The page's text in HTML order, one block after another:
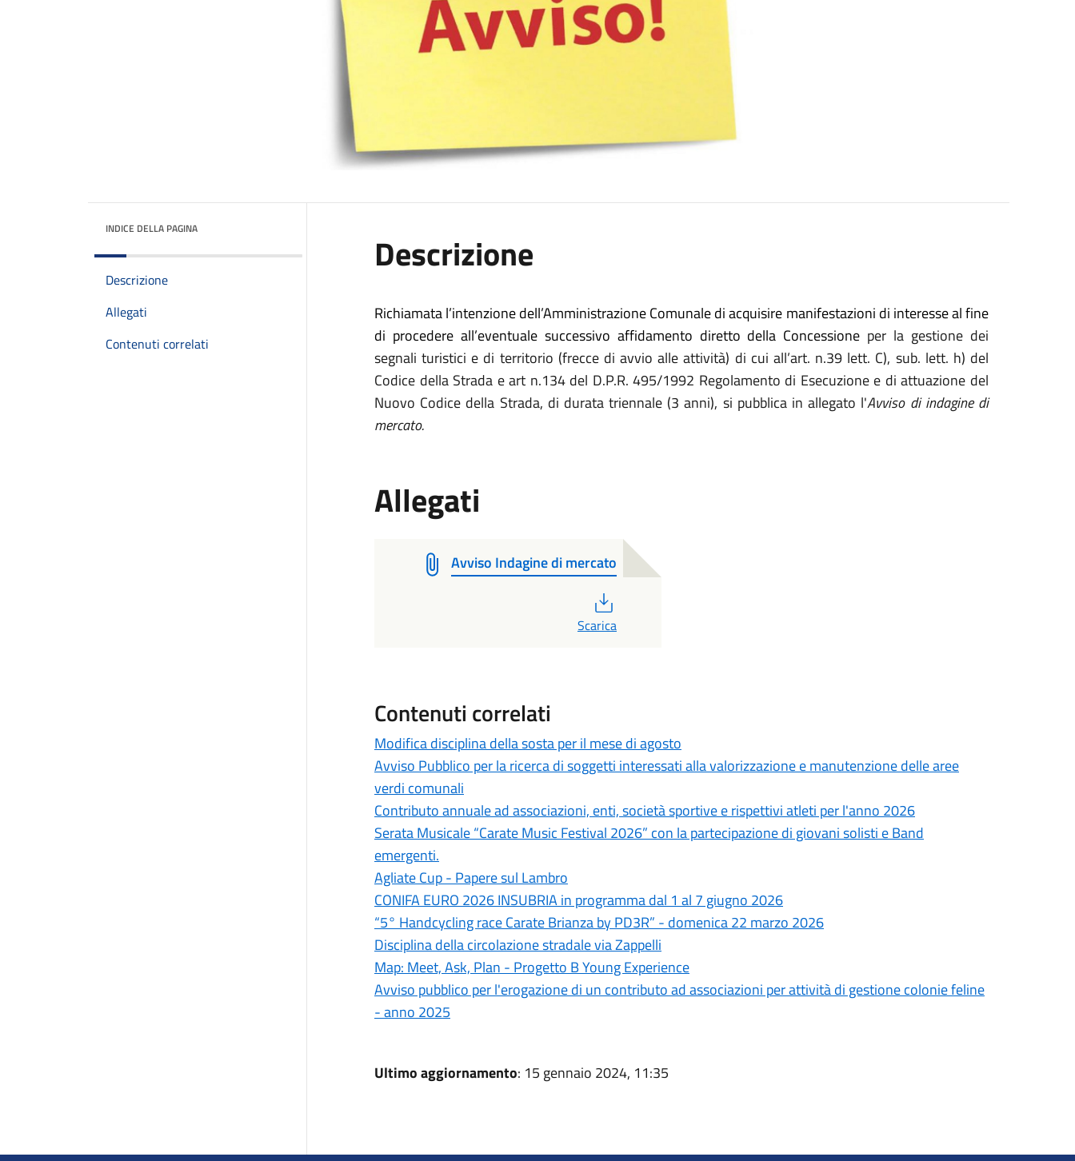
INDICE DELLA PAGINA
Descrizione
Allegati
Contenuti correlati
Descrizione
Richiamata l’intenzione dell’Amministrazione Comunale di acquisire manifestazioni di interesse al fine
di procedere all’eventuale successivo affidamento diretto della Concessione per la gestione dei
segnali turistici e di territorio (frecce di avvio alle attività) di cui all’art. n.39 lett. C), sub. lett. h) del
Codice della Strada e art n.134 del D.P.R. 495/1992 Regolamento di Esecuzione e di attuazione del
Nuovo Codice della Strada, di durata triennale (3 anni), si pubblica in allegato l'Avviso di indagine di
mercato.
Allegati
Avviso Indagine di mercato
Scarica
Contenuti correlati
Modifica disciplina della sosta per il mese di agosto
Avviso Pubblico per la ricerca di soggetti interessati alla valorizzazione e manutenzione delle aree
verdi comunali
Contributo annuale ad associazioni, enti, società sportive e rispettivi atleti per l'anno 2026
Serata Musicale “Carate Music Festival 2026” con la partecipazione di giovani solisti e Band
emergenti.
Agliate Cup - Papere sul Lambro
CONIFA EURO 2026 INSUBRIA in programma dal 1 al 7 giugno 2026
“5° Handcycling race Carate Brianza by PD3R” - domenica 22 marzo 2026
Disciplina della circolazione stradale via Zappelli
Map: Meet, Ask, Plan - Progetto B Young Experience
Avviso pubblico per l'erogazione di un contributo ad associazioni per attività di gestione colonie feline
- anno 2025
Ultimo aggiornamento: 15 gennaio 2024, 11:35